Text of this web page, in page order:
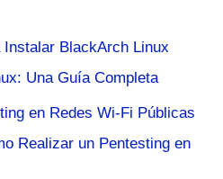
BlackArch Linux
Una Guía Completa
en Redes Wi-Fi Públicas
Realizar un Pentesting en